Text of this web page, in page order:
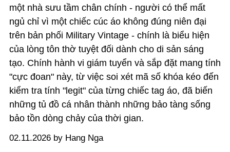
một nhà sưu tầm chân chính - người có thể mất
ngủ chỉ vì một chiếc cúc áo không đúng niên đại
trên bản phối Military Vintage - chính là biểu hiện
của lòng tôn thờ tuyệt đối dành cho di sản sáng
tạo. Chính hành vi giám tuyển và sắp đặt mang tính
"cực đoan" này, từ việc soi xét mã số khóa kéo đến
kiểm tra tính "legit" của từng chiếc tag áo, đã biến
những tủ đồ cá nhân thành những bảo tàng sống
bảo tồn dòng chảy của thời gian.
02.11.2026 by Hang Nga